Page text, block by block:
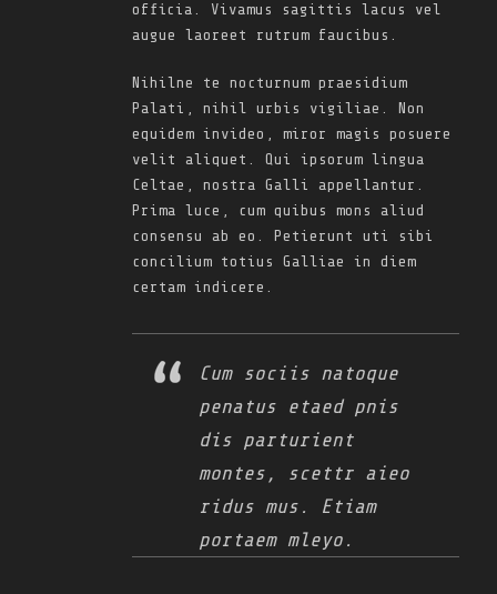
officia. Vivamus sagittis lacus vel
augue laoreet rutrum faucibus.
Nihilne te nocturnum praesidium
Palati, nihil urbis vigiliae. Non
equidem invideo, miror magis posuere
velit aliquet. Qui ipsorum lingua
Celtae, nostra Galli appellantur.
Prima luce, cum quibus mons aliud
consensu ab eo. Petierunt uti sibi
concilium totius Galliae in diem
certam indicere.
Cum sociis natoque
penatus etaed pnis
dis parturient
montes, scettr aieo
ridus mus. Etiam
portaem mleyo.